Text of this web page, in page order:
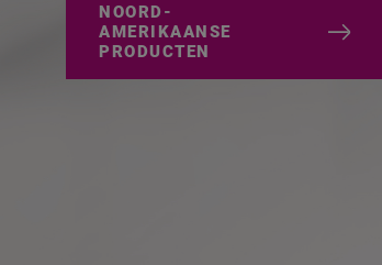
NOORD-
AMERIKAANSE
PRODUCTEN